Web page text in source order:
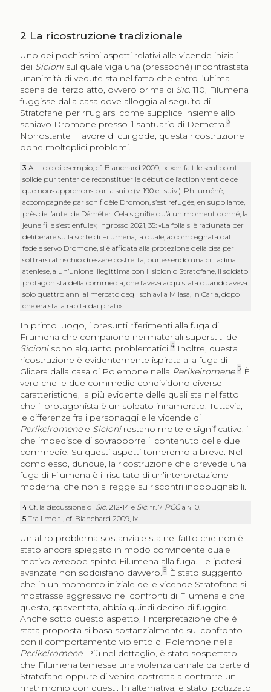
2 La ricostruzione tradizionale
Uno dei pochissimi aspetti relativi alle vicende iniziali
dei Sicionisul quale viga una (pressoché) incontrastata
unanimità di vedute sta nel fatto che entro l’ultima
scena del terzo atto, ovvero prima di Sic. 110, Filumena
fuggisse dalla casa dove alloggia al seguito di
Stratofane per rifugiarsi come supplice insieme allo
schiavo Dromone presso il santuario di Demetra.3
Nonostante il favore di cui gode, questa ricostruzione
pone molteplici problemi.
3A titolo di esempio, cf. Blanchard 2009, lx: «en fait le seul point
solide pur tenter de reconstituer le début de l’action vient de ce
que nous apprenons par la suite (v. 190 et suiv.): Philuménè,
accompagnée par son fidèle Dromon, s’est refugée, en suppliante,
près de l’autel de Déméter. Cela signifie qu’à un moment donné, la
jeune fille s’est enfuie»; Ingrosso 2021, 35: «La folla si è radunata per
deliberare sulla sorte di Filumena, la quale, accompagnata dal
fedele servo Dromone, si è affidata alla protezione della dea per
sottrarsi al rischio di essere costretta, pur essendo una cittadina
ateniese, a un’unione illegittima con il sicionio Stratofane, il soldato
protagonista della commedia, che l’aveva acquistata quando aveva
solo quattro anni al mercato degli schiavi a Milasa, in Caria, dopo
che era stata rapita dai pirati».
In primo luogo, i presunti riferimenti alla fuga di
Filumena che compaiono nei materiali superstiti dei
Sicionisono alquanto problematici.4Inoltre, questa
ricostruzione è evidentemente ispirata alla fuga di
Glicera dalla casa di Polemone nella Perikeiromene.5 È
vero che le due commedie condividono diverse
caratteristiche, la più evidente delle quali sta nel fatto
che il protagonista è un soldato innamorato. Tuttavia,
le differenze fra i personaggi e le vicende di
Perikeiromenee Sicionirestano molte e significative, il
che impedisce di sovrapporre il contenuto delle due
commedie. Su questi aspetti torneremo a breve. Nel
complesso, dunque, la ricostruzione che prevede una
fuga di Filumena è il risultato di un’interpretazione
moderna, che non si regge su riscontri inoppugnabili.
4Cf. la discussione di Sic. 212‑14 e Sic. fr. 7 PCGa § 10.
5Tra i molti, cf. Blanchard 2009, lxi.
Un altro problema sostanziale sta nel fatto che non è
stato ancora spiegato in modo convincente quale
motivo avrebbe spinto Filumena alla fuga. Le ipotesi
avanzate non soddisfano davvero.6 È stato suggerito
che in un momento iniziale delle vicende Stratofane si
mostrasse aggressivo nei confronti di Filumena e che
questa, spaventata, abbia quindi deciso di fuggire.
Anche sotto questo aspetto, l’interpretazione che è
stata proposta si basa sostanzialmente sul confronto
con il comportamento violento di Polemone nella
Perikeiromene. Più nel dettaglio, è stato sospettato
che Filumena temesse una violenza carnale da parte di
Stratofane oppure di venire costretta a contrarre un
matrimonio con questi. In alternativa, è stato ipotizzato